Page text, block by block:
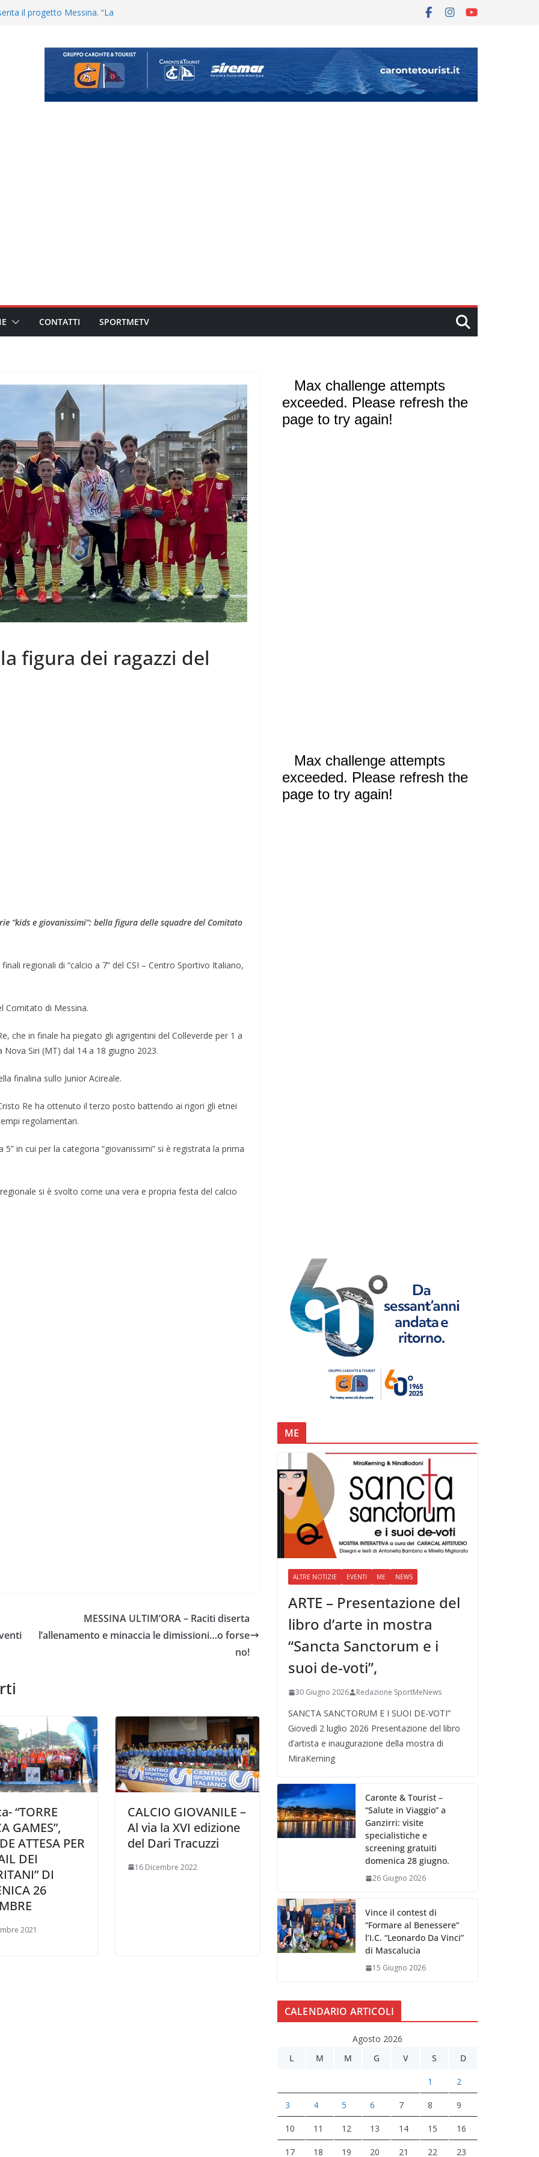
il terzino Matteo Guerriero
ma non chi siamo”
bocciato il Fasano,
e Kamarat restano in
si alzano i ritmi tra lavoro
CONTATTI SPORTMETV
figura dei ragazzi del
“kids e giovanissimi”: bella figura delle squadre del Comitato
regionali di “calcio a 7” del CSI – Centro Sportivo Italiano,
Comitato di Messina.
che in finale ha piegato gli agrigentini del Colleverde per 1 a
Nova Siri (MT) dal 14 a 18 giugno 2023.
finalina sullo Junior Acireale.
Re ha ottenuto il terzo posto battendo ai rigori gli etnei
regolamentari.
in cui per la categoria “giovanissimi” si è registrata la prima
si è svolto come una vera e propria festa del calcio
MESSINA ULTIM’ORA – Raciti diserta
l’allenamento e minaccia le dimissioni…o forse
no!
“TORRE
GAMES”,
ATTESA PER
DEI
DI
26
2021
CALCIO GIOVANILE –
Al via la XVI edizione
del Dari Tracuzzi
16 Dicembre 2022
ME
ALTRE NOTIZIE EVENTI ME NEWS
ARTE – Presentazione del
libro d’arte in mostra
“Sancta Sanctorum e i
suoi de-voti”,
30 Giugno 2026 Redazione SportMeNews
SANCTA SANCTORUM E I SUOI DE-VOTI”
Giovedì 2 luglio 2026 Presentazione del libro
d’artista e inaugurazione della mostra di
MiraKerning
Caronte & Tourist –
“Salute in Viaggio” a
Ganzirri: visite
specialistiche e
screening gratuiti
domenica 28 giugno.
26 Giugno 2026
Vince il contest di
“Formare al Benessere”
l’I.C. “Leonardo Da Vinci”
di Mascalucia
15 Giugno 2026
CALENDARIO ARTICOLI
Agosto 2026
L
M M G V S D
1 2
3 4 5 6 7 8 9
10 11 12 13 14 15 16
17 18 19 20 21 22 23